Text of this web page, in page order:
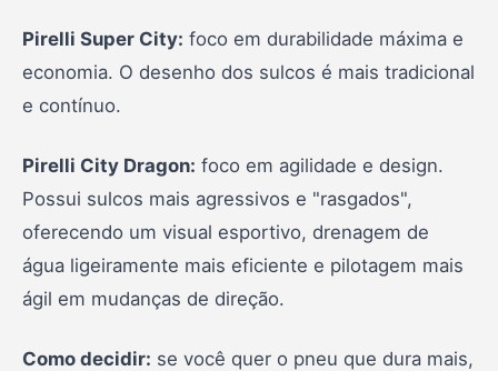
Pirelli Super City: foco em durabilidade máxima e
economia. O desenho dos sulcos é mais tradicional
e contínuo.
Pirelli City Dragon: foco em agilidade e design.
Possui sulcos mais agressivos e "rasgados",
oferecendo um visual esportivo, drenagem de
água ligeiramente mais eficiente e pilotagem mais
ágil em mudanças de direção.
Como decidir: se você quer o pneu que dura mais,